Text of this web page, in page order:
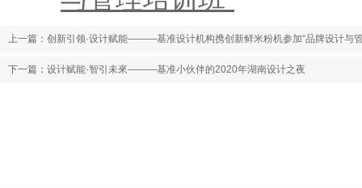
上一篇： 创新引领·设计赋能———基准设计机构携创新鲜米粉机参加“品牌设计与
下一篇： 设计赋能·智引未來———基准小伙伴的2020年湖南设计之夜